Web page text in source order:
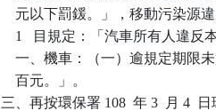
元以下罰鍰。」，移動污染源
1   目規定：「汽車所有人違反
一、機車：（一）逾規定期限
    百元。」。
三、再按環保署 108  年 3  月 4